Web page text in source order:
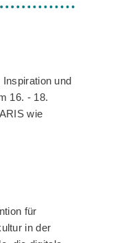
und
16. - 18.
wie
für
in der